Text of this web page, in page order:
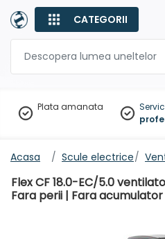
CATEGORII
Plata amanata
Acasa Scule electrice
Flex CF 18.0-EC/5.0
Fara perii | Fara